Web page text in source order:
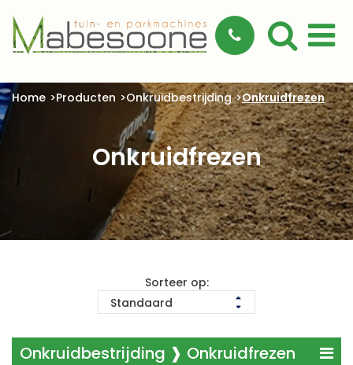
Home Producten Onkruidbestrijding Onkruidfrezen
Onkruidfrezen
Sorteer op:
Onkruidbestrijding ❱ Onkruidfrezen